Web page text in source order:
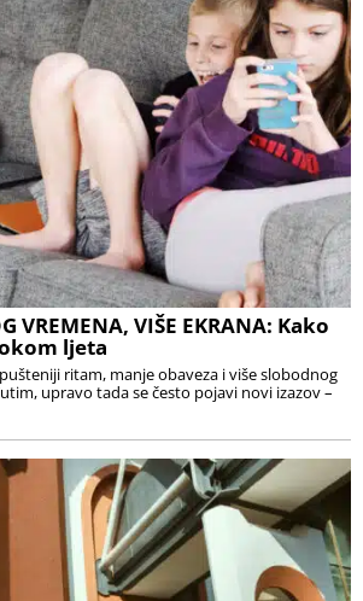
VREMENA, VIŠE EKRANA: Kako
ljeta
ritam, manje obaveza i više slobodnog
upravo tada se često pojavi novi izazov –